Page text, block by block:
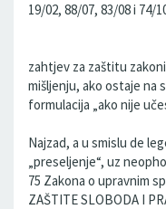
19/02, 88/07, 83/08 i 74/
zahtjev za zaštitu
mišljenju, ako ostaje na
formulacija „ako nije
Najzad, a u smislu de
„preseljenje“, uz
75 Zakona o upravnim
ZAŠTITE SLOBODA I